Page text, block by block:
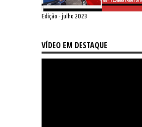
Edição - julho 2023
VÍDEO EM DESTAQUE